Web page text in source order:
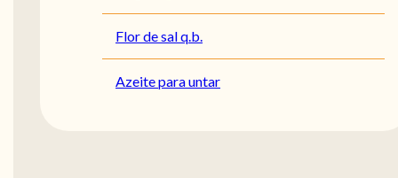
Flor de sal q.b.
Azeite para untar